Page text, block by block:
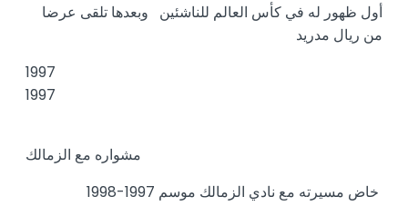
أول ظهور له في كأس العالم للناشئين وبعدها تلقى عرضا
من ريال مدريد
1997
1997
مشواره مع الزمالك
خاض مسيرته مع نادي الزمالك موسم 1997-1998